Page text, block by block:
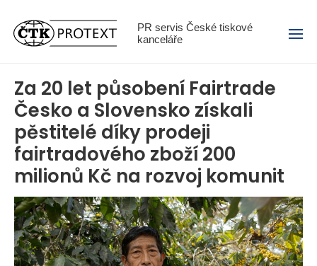
PR servis České tiskové
kanceláře
Menu
Za 20 let působení Fairtrade
Česko a Slovensko získali
pěstitelé díky prodeji
fairtradového zboží 200
milionů Kč na rozvoj komunit